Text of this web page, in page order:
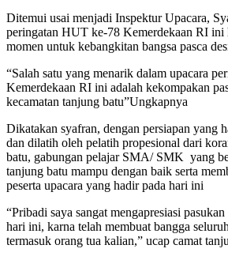
Ditemui usai menjadi Inspektur Upacara,
peringatan HUT ke-78 Kemerdekaan RI ini
momen untuk kebangkitan bangsa pasca
“Salah satu yang menarik dalam upacara
Kemerdekaan RI ini adalah kekompakan
kecamatan tanjung batu”Ungkapnya
Dikatakan syafran, dengan persiapan yang
dan dilatih oleh pelatih propesional dari
batu, gabungan pelajar SMA/ SMK yang
tanjung batu mampu dengan baik serta
peserta upacara yang hadir pada hari ini
“Pribadi saya sangat mengapresiasi
hari ini, karna telah membuat bangga
termasuk orang tua kalian,” ucap camat